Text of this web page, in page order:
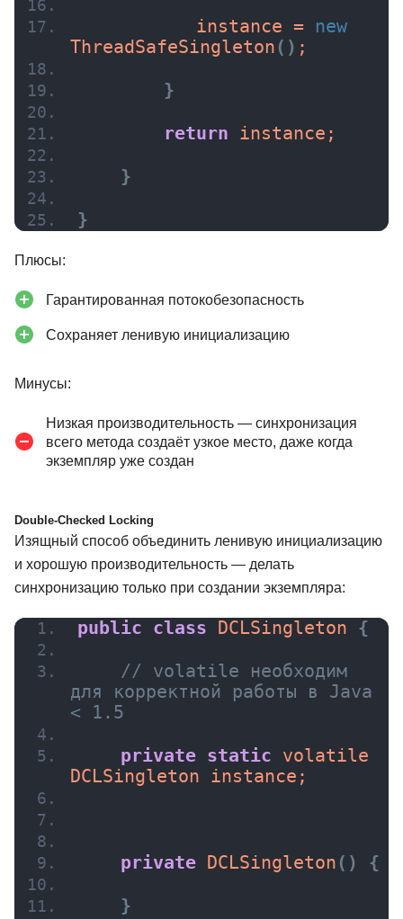
           instance =
new
ThreadSafeSingleton ( ) ;
}
return instance;
}
}
Плюсы:
Гарантированная потокобезопасность
Сохраняет ленивую инициализацию
Минусы:
Низкая производительность — синхронизация
всего метода создаёт узкое место, даже когда
экземпляр уже создан
Double-Checked Locking
Изящный способ объединить ленивую инициализацию
и хорошую производительность — делать
синхронизацию только при создании экземпляра:
public class DCLSingleton {
// volatile необходим
для корректной работы в Java
< 1.5
private static volatile
DCLSingleton instance;
private DCLSingleton ( ) {
}